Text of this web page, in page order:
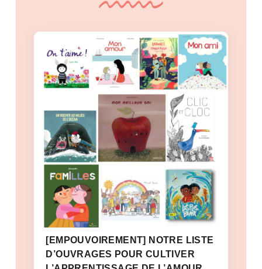
[EMPOUVOIREMENT] NOTRE LISTE
D’OUVRAGES POUR CULTIVER